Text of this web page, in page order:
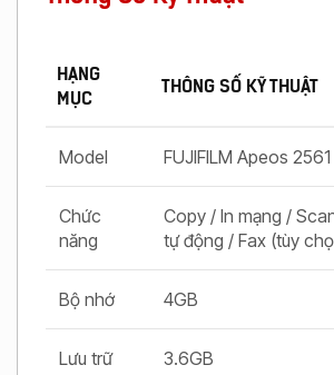
HẠNG
MỤC
THÔNG SỐ KỸ THUẬT
Model FUJIFILM Apeos
Chức
năng
Copy / In mạng /
tự động / Fax (tùy
Bộ nhớ 4GB
Lưu trữ 3.6GB